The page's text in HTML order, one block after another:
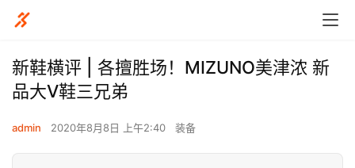
新鞋横评 | 各擅胜场！MIZUNO美津浓 新
品大V鞋三兄弟
admin 2020年8月8日 上午2:40 装备